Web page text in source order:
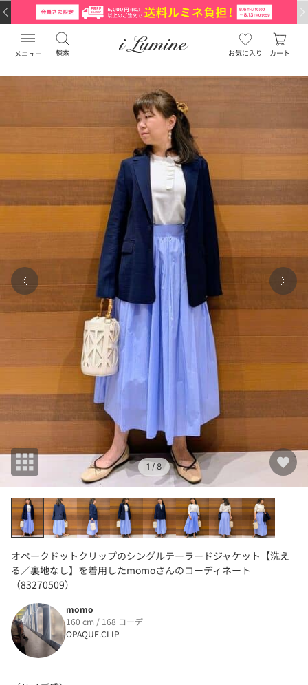
メニュー 検索 お気に入り カート
1 / 8
オペークドットクリップのシングルテーラードジャケット【洗え
る／裏地なし】を着用したmomoさんのコーディネート
（83270509）
momo
160 cm / 168 コーデ
OPAQUE.CLIP